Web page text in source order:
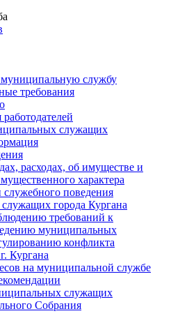
службу
требования
служащих
расходах, об имуществе и
характера
поведения
города Кургана
требований к
муниципальных
конфликта
Кургана
на муниципальной службе
служащих
Cобрания